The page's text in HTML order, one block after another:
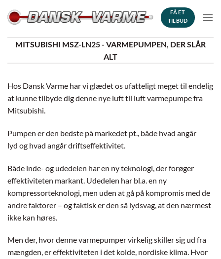
FÅ ET
TILBUD
MITSUBISHI MSZ-LN25 - VARMEPUMPEN, DER SLÅR
ALT
Hos Dansk Varme har vi glædet os ufatteligt meget til endelig
at kunne tilbyde dig denne nye luft til luft varmepumpe fra
Mitsubishi.
Pumpen er den bedste på markedet pt., både hvad angår
lyd og hvad angår driftseffektivitet.
Både inde- og udedelen har en ny teknologi, der forøger
effektiviteten markant. Udedelen har bl.a. en ny
kompressorteknologi, men uden at gå på kompromis med de
andre faktorer – og faktisk er den så lydsvag, at den nærmest
ikke kan høres.
Men der, hvor denne varmepumper virkelig skiller sig ud fra
mængden, er effektiviteten i det kolde, nordiske klima. Hvor